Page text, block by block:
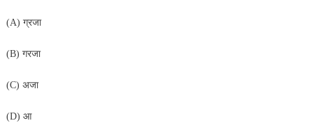
(A) ग्रजा
(B) गरजा
(C) अजा
(D) आ